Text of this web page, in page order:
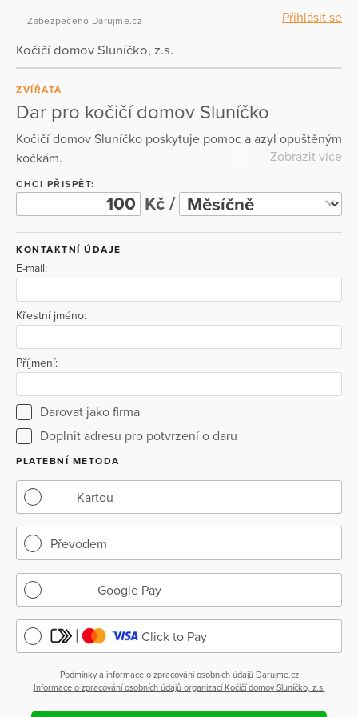
Přihlásit se
Zabezpečeno Darujme.cz
Kočičí domov Sluníčko, z.s.
ZVÍŘATA
Dar pro kočičí domov Sluníčko
Kočičí domov Sluníčko poskytuje pomoc a azyl opuštěným
kočkám.
Zobrazit více
CHCI PŘISPĚT:
Kč /
KONTAKTNÍ ÚDAJE
E-mail:
Křestní jméno:
Příjmení:
Darovat jako firma
Doplnit adresu pro potvrzení o daru
PLATEBNÍ METODA
Kartou
Převodem
Google Pay
Click to Pay
Podmínky a informace o zpracování osobních údajů Darujme.cz
Informace o zpracování osobních údajů organizací Kočičí domov Sluníčko, z.s.